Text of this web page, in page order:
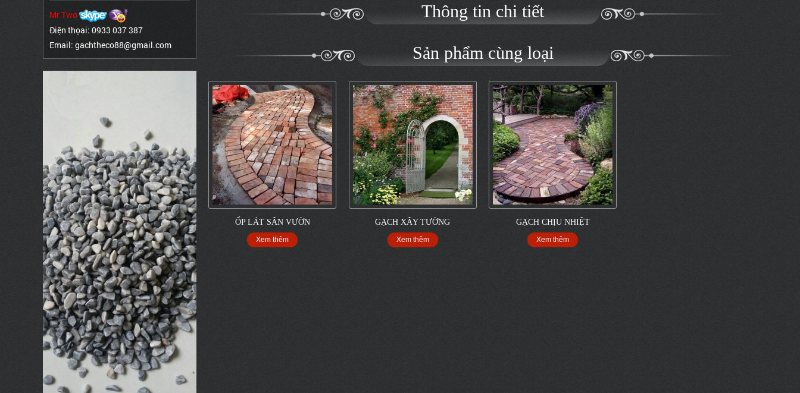
Mr Two
Điện thọai: 0933 037 387
Email: gachtheco88@gmail.com
Thông tin chi tiết
Sản phẩm cùng loại
ỐP LÁT SÂN VƯỜN
Xem thêm
GẠCH XÂY TƯỜNG
Xem thêm
GẠCH CHỊU NHIỆT
Xem thêm